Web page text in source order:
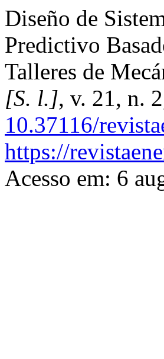
Diseño de
Predictivo
Talleres de
[S. l.], v. 21, n.
10.37116/
https://
Acesso em: 6